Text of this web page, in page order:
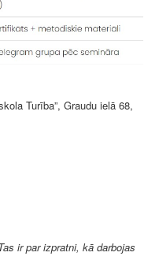
Turība”, Graudu ielā 68,
ir par izpratni, kā darbojas